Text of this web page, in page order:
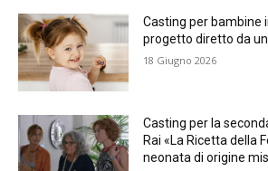
Casting per bambine
progetto diretto da
18 Giugno 2026
Casting per la
Rai «La Ricetta della
neonata di origine